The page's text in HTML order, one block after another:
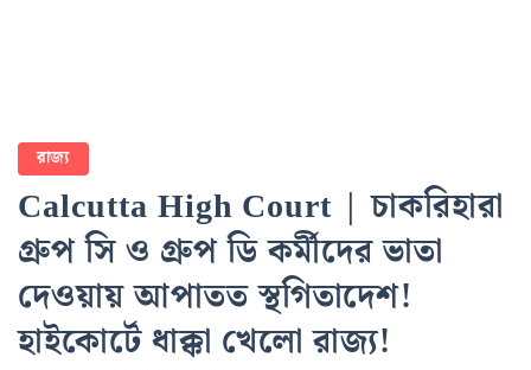
রাজ্য
Calcutta High Court | চাকরিহারা
গ্রুপ সি ও গ্রুপ ডি কর্মীদের ভাতা
দেওয়ায় আপাতত স্থগিতাদেশ!
হাইকোর্টে ধাক্কা খেলো রাজ্য!